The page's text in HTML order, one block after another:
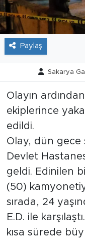
Paylaş
Sakarya
Olayın
ekiplerince
edildi.
Olay, dün gece
Devlet
geldi. Edinilen
(50)
sırada, 24
E.D. ile
kısa sürede
Teknoloji
Politika